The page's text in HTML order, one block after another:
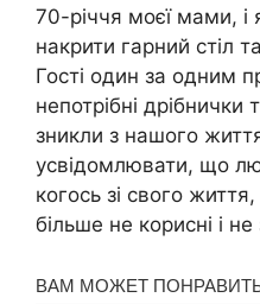
70-річчя моєї мами,
накрити гарний стіл
Гості один за одним
непотрібні дрібнички
зникли з нашого
усвідомлювати, що
когось зі свого
більше не корисні і